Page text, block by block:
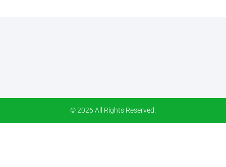
© 2026 All Rights Reserved.